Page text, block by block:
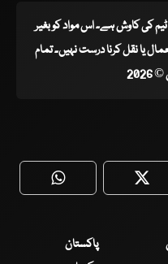
ٹیم کی کاوش ہے۔ اس مواد کو بغیر
یا نقل کرنا درست نہیں۔ تمام
WhatsApp
پاکستان